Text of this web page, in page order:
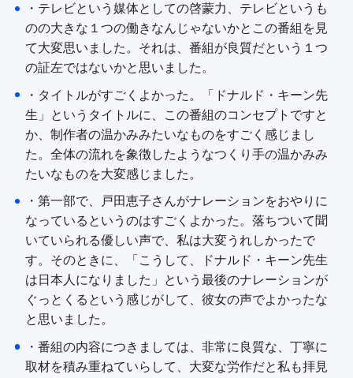
・テレビという媒体としての啓蒙力、テレビというも
のの大きな１つの働きなんじゃないかとこの番組を見
て大変思いました。それは、番組が良質だという１つ
の証左ではないかと思いました。
・タイトルがすごくよかった。「ドナルド・キーン先
生」というタイトルに、この番組のコンセプトですと
か、制作者の温かみみたいなものをすごく感じまし
た。全体の流れを象徴したようなつくり手の温かみみ
たいなものを大変感じました。
・第一部で、戸田恵子さんがナレーションをおやりに
なっているというのはすごくよかった。落ちついて聞
いていられる優しい声で、私は大変うれしかったで
す。そのときに、「こうして、ドナルド・キーン先生
は日本人になりました」という最後のナレーションが
ぐっとくるという感じがして、彼女の声でよかったな
と思いました。
・番組の内容につきましては、非常に良質な、丁寧に
取材を積み重ねていらして、大変な労作だと私も拝見